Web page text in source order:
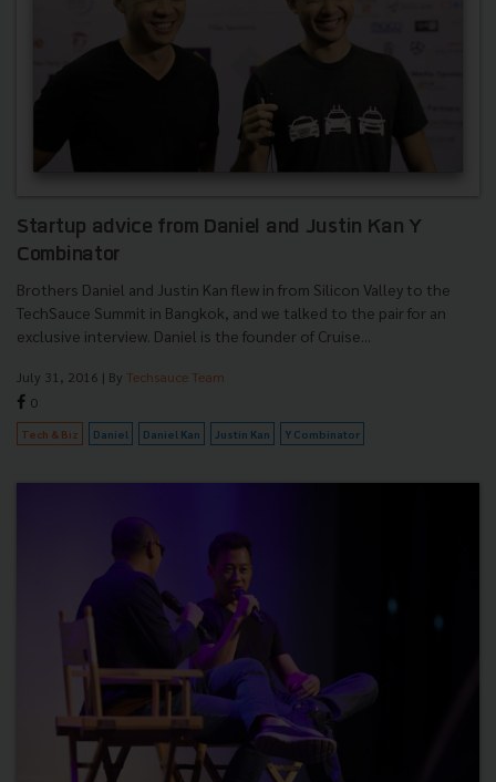
Startup advice from Daniel and Justin Kan Y
Combinator
Brothers Daniel and Justin Kan flew in from Silicon Valley to the
TechSauce Summit in Bangkok, and we talked to the pair for an
exclusive interview. Daniel is the founder of Cruise...
July 31, 2016 | By Techsauce Team
0
Tech & Biz Daniel Daniel Kan Justin Kan Y Combinator